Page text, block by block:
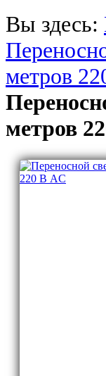
Вы здесь:
метров
метров